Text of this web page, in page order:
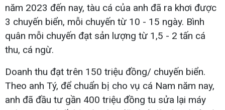
năm 2023 đến nay, tàu cá của anh đã ra khơi được
3 chuyến biển, mỗi chuyến từ 10 - 15 ngày. Bình
quân mỗi chuyến đạt sản lượng từ 1,5 - 2 tấn cá
thu, cá ngừ.
Doanh thu đạt trên 150 triệu đồng/ chuyến biển.
Theo anh Tý, để chuẩn bị cho vụ cá Nam năm nay,
anh đã đầu tư gần 400 triệu đồng tu sửa lại máy